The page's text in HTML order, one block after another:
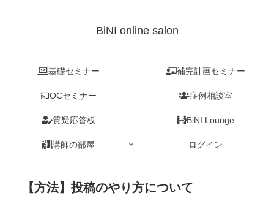
BiNI online salon
基礎セミナー 補完計画セミナー
OCセミナー 症例相談室
質疑応答板 BiNI Lounge
講師の部屋 ログイン
【方法】投稿のやり方について